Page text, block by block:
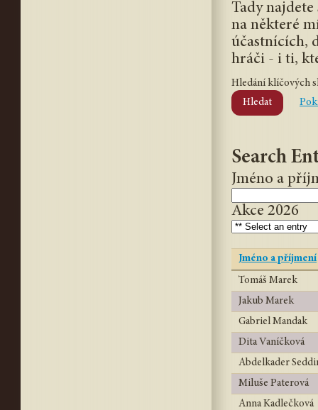
Tady
na některé
účastnících,
hráči - i ti,
Hledání klíčových
Hledat
Search
Jméno a
Akce 2026
Jméno a příjmení
Tomáš Marek
Jakub Marek
Gabriel Mandak
Dita Vaníčková
Abdelkader
Miluše Paterová
Anna Kadlečková